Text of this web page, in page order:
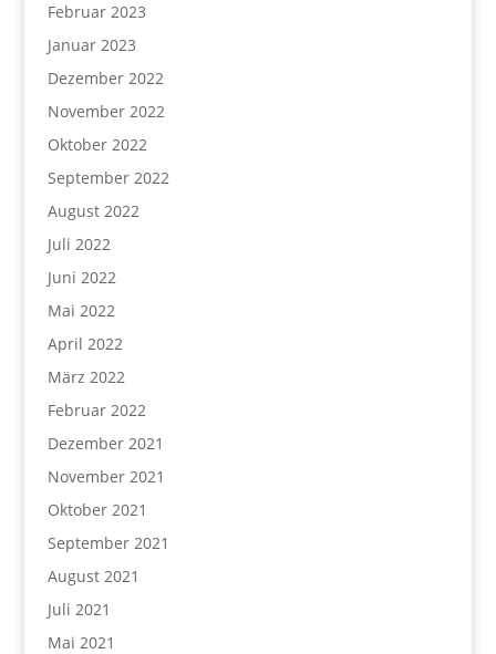
Februar 2023
Januar 2023
Dezember 2022
November 2022
Oktober 2022
September 2022
August 2022
Juli 2022
Juni 2022
Mai 2022
April 2022
März 2022
Februar 2022
Dezember 2021
November 2021
Oktober 2021
September 2021
August 2021
Juli 2021
Mai 2021